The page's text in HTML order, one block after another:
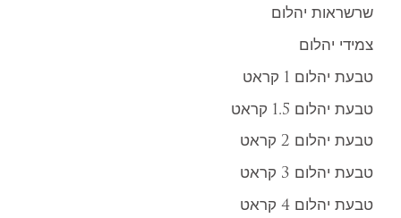
שרשראות יהלום
צמידי יהלום
טבעת יהלום 1 קראט
טבעת יהלום 1.5 קראט
טבעת יהלום 2 קראט
טבעת יהלום 3 קראט
טבעת יהלום 4 קראט